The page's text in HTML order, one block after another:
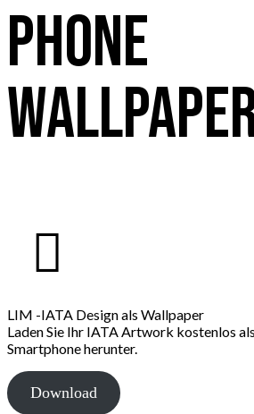
phone
LIM -IATA Design als Wallpaper
Laden Sie Ihr IATA Artwork kostenlos
Smartphone herunter.
Download